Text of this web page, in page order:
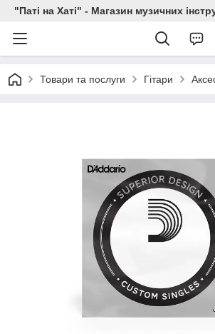
"Паті на Хаті" - Магазин музичних
Товари та послуги Гітари